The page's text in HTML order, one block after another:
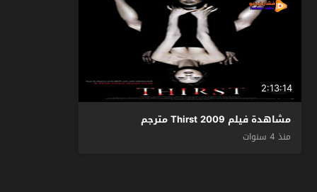
2:13:14
مشاهدة فيلم Thirst 2009 مترجم
منذ 4 سنوات